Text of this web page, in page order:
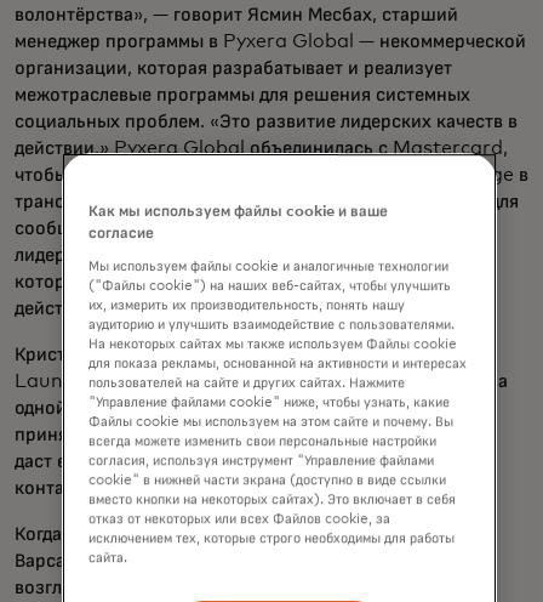
волонтёрства», — говорит Ясмин Месбах, старший
менеджер программы в Pyxera Global — некоммерческой
организации, которая разрабатывает и реализует
межотраслевые программы для решения системных
социальных проблем. «Это развитие лидерских качеств в
действии.» Pyxera Global объединилась с Mastercard,
чтобы превратить Launch for Social Impact Challenge в
трансформационный опыт как для сотрудников, так и для
сообществ. «Именно такие впечатления воспитывают
лидеров, ориентированных на глобальный взгляд,
которые умеют справляться со сложностями и
действовать с ловкостью», — добавляет Месбах.
Кристина Варсаньи, присоединившаяся к программе
Launch Mastercard в Будапеште в прошлом году, была
одной из примерно 200 человек со всей Европы,
принятых на этот вызов. Она надеялась, что этот опыт
даст ей шанс оказать влияние и расширить свою сеть
контактов.
Когда месячная программа стартовала в феврале,
Варсаньи полностью включилась в деятельность,
возглавив пятеричную команду Launchers, как их
Как мы используем файлы cookie и ваше
согласие
Мы используем файлы cookie и аналогичные технологии
("Файлы cookie") на наших веб-сайтах, чтобы улучшить
их, измерить их производительность, понять нашу
аудиторию и улучшить взаимодействие с пользователями.
На некоторых сайтах мы также используем Файлы cookie
для показа рекламы, основанной на активности и интересах
пользователей на сайте и других сайтах. Нажмите
"Управление файлами cookie" ниже, чтобы узнать, какие
Файлы cookie мы используем на этом сайте и почему. Вы
всегда можете изменить свои персональные настройки
согласия, используя инструмент "Управление файлами
cookie" в нижней части экрана (доступно в виде ссылки
вместо кнопки на некоторых сайтах). Это включает в себя
отказ от некоторых или всех Файлов cookie, за
исключением тех, которые строго необходимы для работы
сайта.